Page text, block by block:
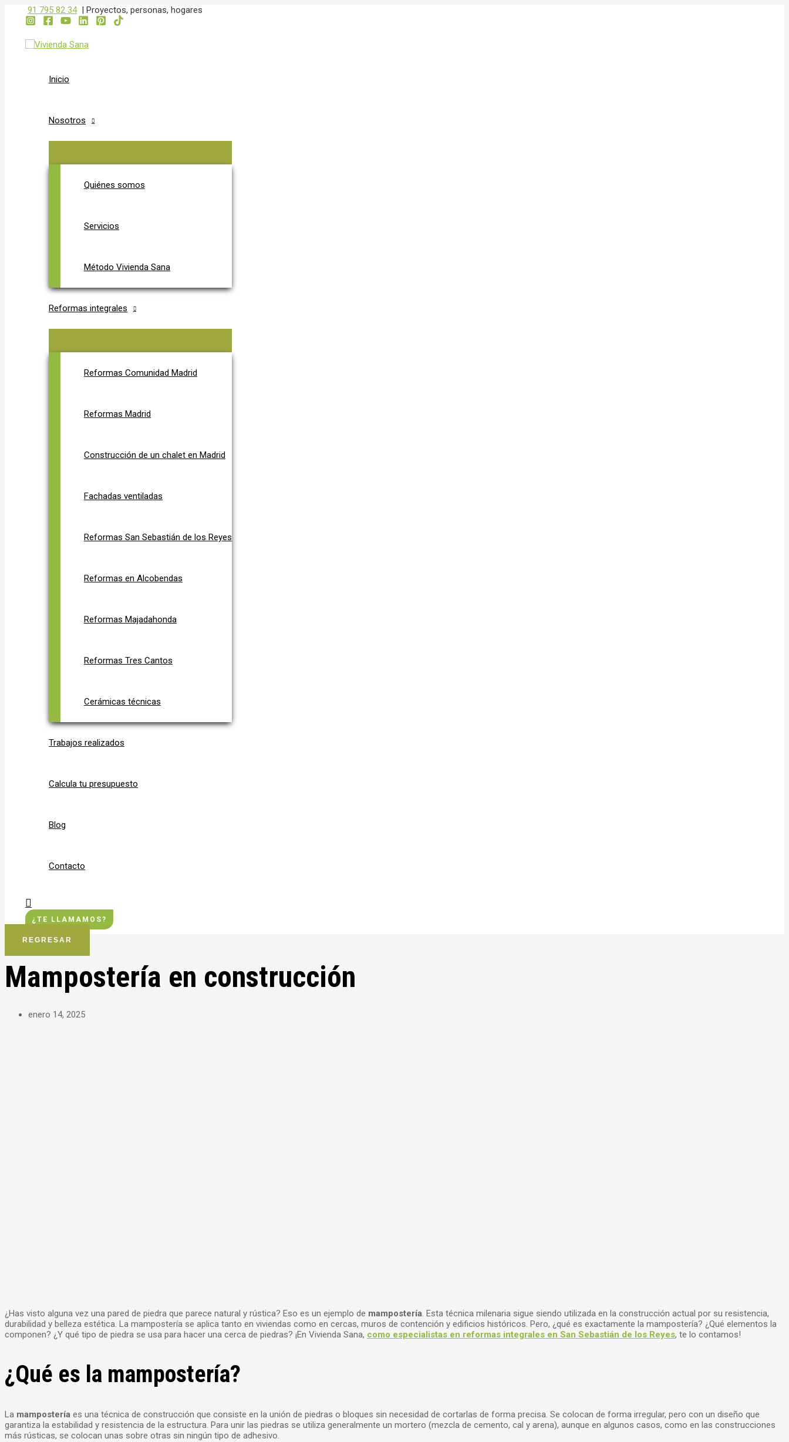
contenido
91 795 82 34 | Proyectos, personas, hogares
Inicio
Nosotros
MENÚ
Quiénes somos
Servicios
Método Vivienda Sana
Reformas integrales
MENÚ
Reformas Comunidad Madrid
Reformas Madrid
Construcción de un chalet en Madrid
Fachadas ventiladas
Reformas San Sebastián de los Reyes
Reformas en Alcobendas
Reformas Majadahonda
Reformas Tres Cantos
Cerámicas técnicas
Trabajos realizados
Calcula tu presupuesto
Blog
Contacto
Buscar
¿TE LLAMAMOS?
REGRESAR
Mampostería en construcción
enero 14, 2025
¿Has visto alguna vez una pared de piedra que parece natural y rústica? Eso es un ejemplo de mampostería. Esta técnica milenaria sigue siendo utilizada en la construcción actual por su resistencia,
durabilidad y belleza estética. La mampostería se aplica tanto en viviendas como en cercas, muros de contención y edificios históricos. Pero, ¿qué es exactamente la mampostería? ¿Qué elementos la
componen? ¿Y qué tipo de piedra se usa para hacer una cerca de piedras? ¡En Vivienda Sana, como especialistas en reformas integrales en San Sebastián de los Reyes, te lo contamos!
¿Qué es la mampostería?
La mampostería es una técnica de construcción que consiste en la unión de piedras o bloques sin necesidad de cortarlas de forma precisa. Se colocan de forma irregular, pero con un diseño que
garantiza la estabilidad y resistencia de la estructura. Para unir las piedras se utiliza generalmente un mortero (mezcla de cemento, cal y arena), aunque en algunos casos, como en las construcciones
más rústicas, se colocan unas sobre otras sin ningún tipo de adhesivo.